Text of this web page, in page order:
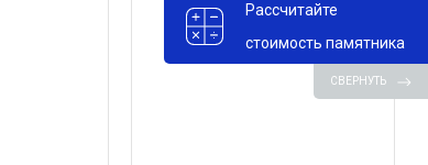
Рассчитайте
стоимость памятника
СВЕРНУТЬ